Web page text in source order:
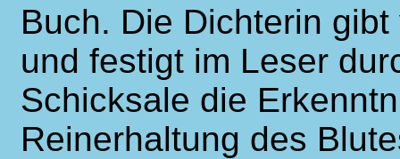
Buch. Die Dichterin
und festigt im Leser
Schicksale die
Reinerhaltung des